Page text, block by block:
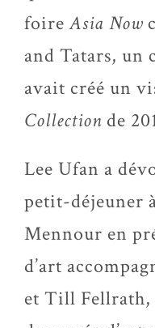
foireAsia Now
and Tatars,
avait créé un
Collection de
Lee Ufan a
petit-déjeuner
Mennour en
d’art
et Till Fellrath,